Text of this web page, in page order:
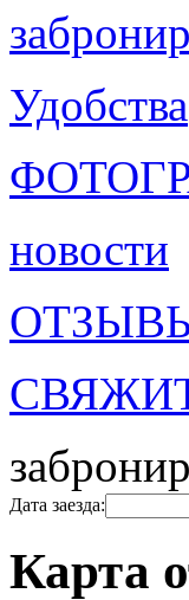
Удобства
новости
Дата заезда:
Карта